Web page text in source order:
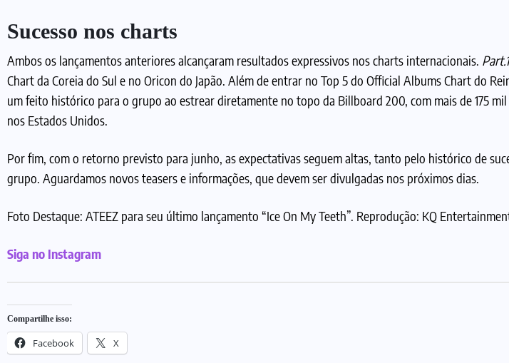
Sucesso nos charts
Ambos os lançamentos anteriores alcançaram resultados expressivos nos charts internacionais. Part.1
Chart da Coreia do Sul e no Oricon do Japão. Além de entrar no Top 5 do Official Albums Chart do
um feito histórico para o grupo ao estrear diretamente no topo da Billboard 200, com mais de 175
nos Estados Unidos.
Por fim, com o retorno previsto para junho, as expectativas seguem altas, tanto pelo histórico de
grupo. Aguardamos novos teasers e informações, que devem ser divulgadas nos próximos dias.
Foto Destaque: ATEEZ para seu último lançamento “Ice On My Teeth”. Reprodução: KQ
Siga no Instagram
Compartilhe isso:
Facebook X